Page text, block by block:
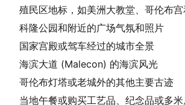
殖民区地标，如美洲大教堂、哥伦布
科隆公园和附近的广场气氛和照片
国家宫殿或驾车经过的城市全景
海滨大道 (Malecon) 的海滨风光
哥伦布灯塔或老城外的其他主要古迹
当地午餐或购买工艺品、纪念品或多